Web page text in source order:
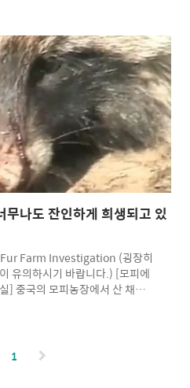
같다.) 이 방송을 보면서 느낀 점
식은 자연스러운 것이다. 식물들
식동물을 먹는 육식동물 사이에
. 사자가 인팔라를 사냥해서 입에
사자를 폭력적이라고 볼 수는 없
들도 사냥을 즐기는 포식자이고 먹
나도 잔인하게 희생되고 있
Farm Investigation (굉장히
유의하시기 바랍니다.) [모피에
] 중국의 모피농장에서 산 채로
겨져 있는 동영상 입니다. 좀
참한 환경에서 동물들은 사육하
무나도 잔인하지만 그렇기에 더
1